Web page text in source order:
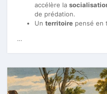
accélère la
de prédation.
Un territoire pensé en
…